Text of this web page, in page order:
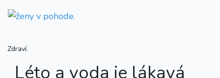
Zdraví.
Léto a voda je lákavá